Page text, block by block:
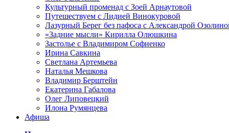
Культурный променад с Зоей Арнаутовой
Путешествуем с Лидией Винокуровой
Лазурный Берег без пафоса с Александрой
«Задние мысли» Кирилла Олюшкина
Застолье с Владимиром Софиенко
Ирина Савкина
Светлана Артемьева
Наталья Мешкова
Владимир Берштейн
Екатерина Габалова
Олег Липовецкий
Илона Румянцева
Афиша